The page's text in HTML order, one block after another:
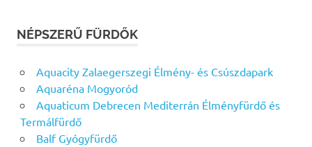
NÉPSZERŰ FÜRDŐK
Aquacity Zalaegerszegi Élmény- és Csúszdapark
Aquaréna Mogyoród
Aquaticum Debrecen Mediterrán Élményfürdő és
Termálfürdő
Balf Gyógyfürdő